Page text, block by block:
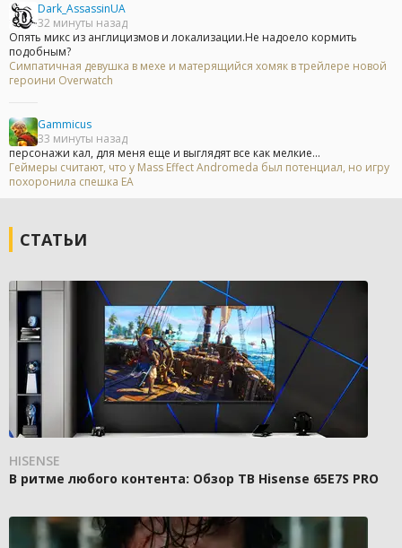
Dark_AssassinUA
32 минуты назад
Опять микс из англицизмов и локализации.Не надоело кормить
подобным?
Симпатичная девушка в мехе и матерящийся хомяк в трейлере новой
героини Overwatch
Gammicus
33 минуты назад
персонажи кал, для меня еще и выглядят все как мелкие...
Геймеры считают, что у Mass Effect Andromeda был потенциал, но игру
похоронила спешка EA
СТАТЬИ
HISENSE
В ритме любого контента: Обзор ТВ Hisense 65E7S PRO